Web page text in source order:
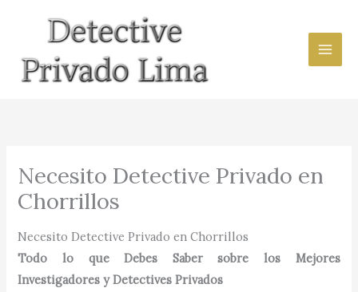
contenido
Necesito Detective Privado en
Chorrillos
Necesito Detective Privado en Chorrillos
Todo lo que Debes Saber sobre los Mejores
Investigadores y Detectives Privados